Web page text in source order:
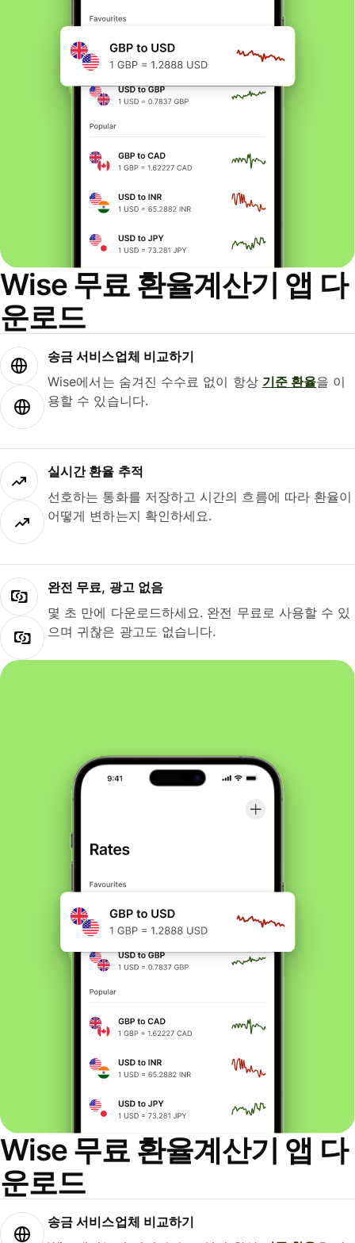
Wise 무료 환율계산기 앱 다
운로드
송금 서비스업체 비교하기
Wise에서는 숨겨진 수수료 없이 항상 기준 환율을 이
용할 수 있습니다.
실시간 환율 추적
선호하는 통화를 저장하고 시간의 흐름에 따라 환율이
어떻게 변하는지 확인하세요.
완전 무료, 광고 없음
몇 초 만에 다운로드하세요. 완전 무료로 사용할 수 있
으며 귀찮은 광고도 없습니다.
Wise 무료 환율계산기 앱 다
운로드
송금 서비스업체 비교하기